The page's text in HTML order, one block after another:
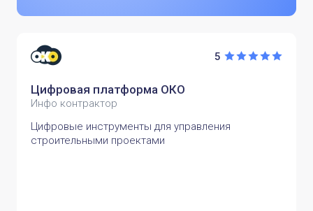
5
Цифровая платформа ОКО
Инфо контрактор
Цифровые инструменты для управления
строительными проектами